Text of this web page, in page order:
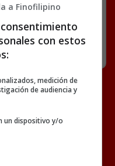
COMENTARIOS
a Finofilipino
con estos
medición de
de audiencia y
un dispositivo y/o